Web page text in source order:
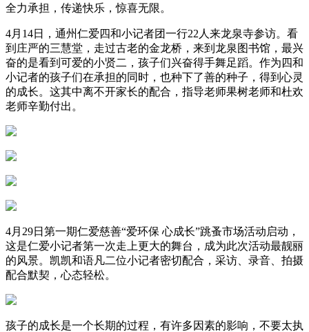
全力承担，传递快乐，惊喜无限。
4月14日，通州仁爱四和小记者团一行22人来龙泉寺参访。看
到庄严的三慧堂，走过古老的金龙桥，来到龙泉图书馆，最兴
奋的是看到可爱的小贤二，孩子们兴奋得手舞足蹈。作为四和
小记者的孩子们在承担的同时，也种下了善的种子，得到心灵
的成长。这其中离不开家长的配合，指导老师果树老师和杜欢
老师辛勤付出。
4月29日第一期仁爱慈善“爱环保 心成长”跳蚤市场活动启动，
这是仁爱小记者第一次走上更大的舞台，成为此次活动最靓丽
的风景。凯凯和语凡二位小记者密切配合，采访、录音、拍摄
配合默契，心态轻松。
孩子的成长是一个长期的过程，有许多因素的影响，不要太执